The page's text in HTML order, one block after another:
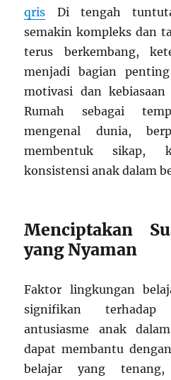
qris Di tengah
semakin kompleks dan
terus berkembang,
menjadi bagian
motivasi dan
Rumah sebagai
mengenal dunia,
membentuk sikap,
konsistensi anak dalam
Menciptakan
yang Nyaman
Faktor lingkungan
signifikan
antusiasme anak
dapat membantu
belajar yang